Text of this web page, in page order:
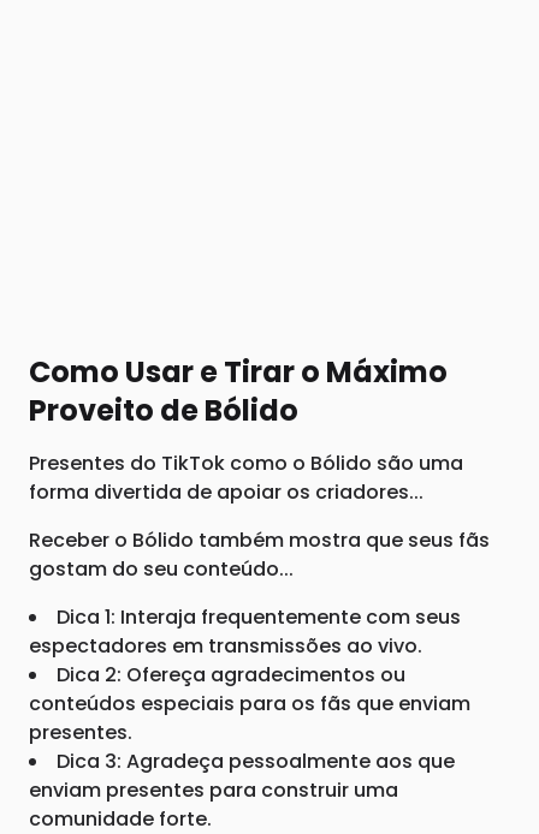
Como Usar e Tirar o Máximo
Proveito de Bólido
Presentes do TikTok como o Bólido são uma
forma divertida de apoiar os criadores...
Receber o Bólido também mostra que seus fãs
gostam do seu conteúdo...
Dica 1: Interaja frequentemente com seus
espectadores em transmissões ao vivo.
Dica 2: Ofereça agradecimentos ou
conteúdos especiais para os fãs que enviam
presentes.
Dica 3: Agradeça pessoalmente aos que
enviam presentes para construir uma
comunidade forte.